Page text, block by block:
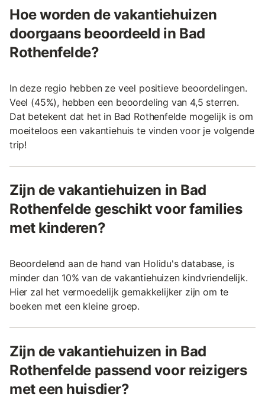
Hoe worden de vakantiehuizen
doorgaans beoordeeld in Bad
Rothenfelde?
In deze regio hebben ze veel positieve beoordelingen.
Veel (45%), hebben een beoordeling van 4,5 sterren.
Dat betekent dat het in Bad Rothenfelde mogelijk is om
moeiteloos een vakantiehuis te vinden voor je volgende
trip!
Zijn de vakantiehuizen in Bad
Rothenfelde geschikt voor families
met kinderen?
Beoordelend aan de hand van Holidu's database, is
minder dan 10% van de vakantiehuizen kindvriendelijk.
Hier zal het vermoedelijk gemakkelijker zijn om te
boeken met een kleine groep.
Zijn de vakantiehuizen in Bad
Rothenfelde passend voor reizigers
met een huisdier?